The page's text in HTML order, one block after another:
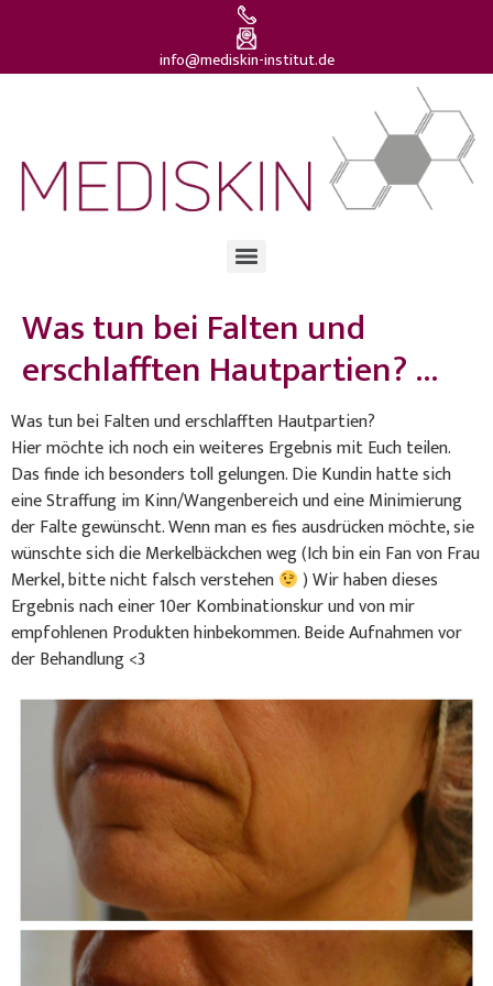
info@mediskin-institut.de
Was tun bei Falten und
erschlafften Hautpartien? …
Was tun bei Falten und erschlafften Hautpartien?
Hier möchte ich noch ein weiteres Ergebnis mit Euch teilen.
Das finde ich besonders toll gelungen. Die Kundin hatte sich
eine Straffung im Kinn/Wangenbereich und eine Minimierung
der Falte gewünscht. Wenn man es fies ausdrücken möchte, sie
wünschte sich die Merkelbäckchen weg (Ich bin ein Fan von Frau
Merkel, bitte nicht falsch verstehen
) Wir haben dieses
Ergebnis nach einer 10er Kombinationskur und von mir
empfohlenen Produkten hinbekommen. Beide Aufnahmen vor
der Behandlung <3